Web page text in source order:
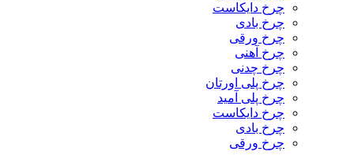
چرخ دایکاست
چرخ بادی
چرخ ورقی
چرخ آهنی
چرخ چدنی
چرخ پلی اورتان
چرخ پلی آمید
چرخ دایکاست
چرخ بادی
چرخ ورقی